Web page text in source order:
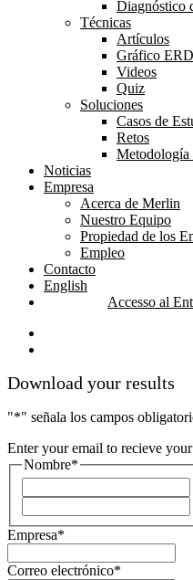
Diagnóstico
Técnicas
Artículos
Gráfico
Videos
Quiz
Soluciones
Casos de
Retos
Noticias
Empresa
Acerca de Merlin
Nuestro Equipo
Propiedad de los
Empleo
Contacto
English
Accesso al
Download your results
"*" señala los campos
Enter your email to recieve
Nombre*
Empresa*
Correo electrónico*